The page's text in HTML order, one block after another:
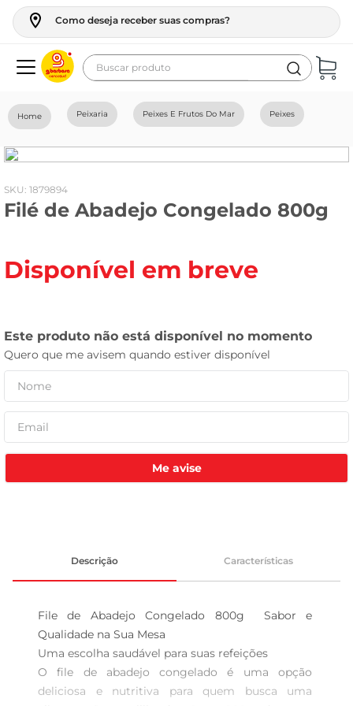
Como deseja receber suas compras?
Buscar produto
Peixaria Peixes E Frutos Do Mar Peixes
: 1879894
Filé de Abadejo Congelado 800g
Disponível em breve
Me avise
Descrição Características
File de Abadejo Congelado 800g  Sabor e
Qualidade na Sua Mesa
Uma escolha saudável para suas refeições
O file de abadejo congelado é uma opção
deliciosa e nutritiva para quem busca uma
geladeira
fogao
café
frango
leite pó